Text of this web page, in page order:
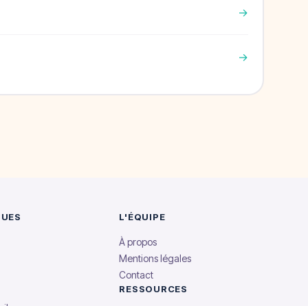
→
→
L'ÉQUIPE
À propos
Mentions légales
Contact
RESSOURCES